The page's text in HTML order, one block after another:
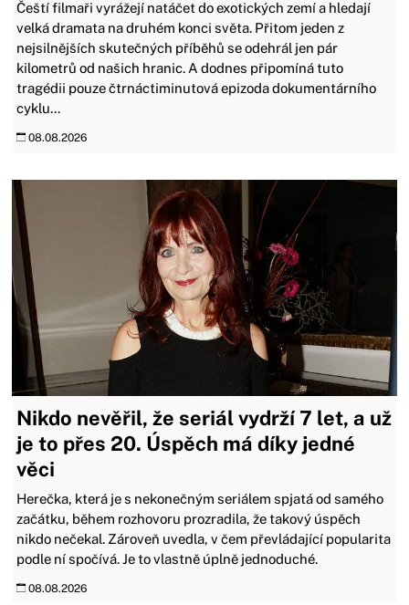
Čeští filmaři vyrážejí natáčet do exotických zemí a hledají
velká dramata na druhém konci světa. Přitom jeden z
nejsilnějších skutečných příběhů se odehrál jen pár
kilometrů od našich hranic. A dodnes připomíná tuto
tragédii pouze čtrnáctiminutová epizoda dokumentárního
cyklu...
08.08.2026
Nikdo nevěřil, že seriál vydrží 7 let, a už
je to přes 20. Úspěch má díky jedné
věci
Herečka, která je s nekonečným seriálem spjatá od samého
začátku, během rozhovoru prozradila, že takový úspěch
nikdo nečekal. Zároveň uvedla, v čem převládající popularita
podle ní spočívá. Je to vlastně úplně jednoduché.
08.08.2026